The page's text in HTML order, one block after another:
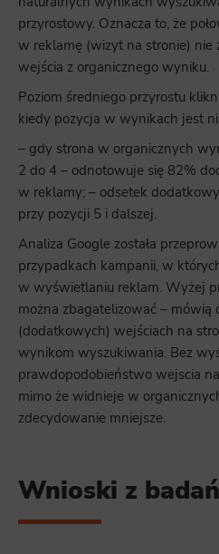
przyrostowy. Oznacza to, że
w reklamę (wizyt na stronie) nie
wejścia z organicznego wyniku.
Poziom średniego przyrostu
kiedy pozycja w wynikach jest
– gdy strona w organicznych
2 do 4 – odnotowuje się 82%
w reklamy; – odsetek
przy pozycji 5 i dalszej.
Analiza Google została
przypadkach kampanii, w
w wyświetlaniu reklam. Wyżej
można zbagatelizować – mówią
(dodatkowych) wejściach na
wynikom wyszukiwania. Bez
prawdopodobieństwo wejscia
mimo że widnieje w
zdecydowanie mniejsze.
Wnioski z